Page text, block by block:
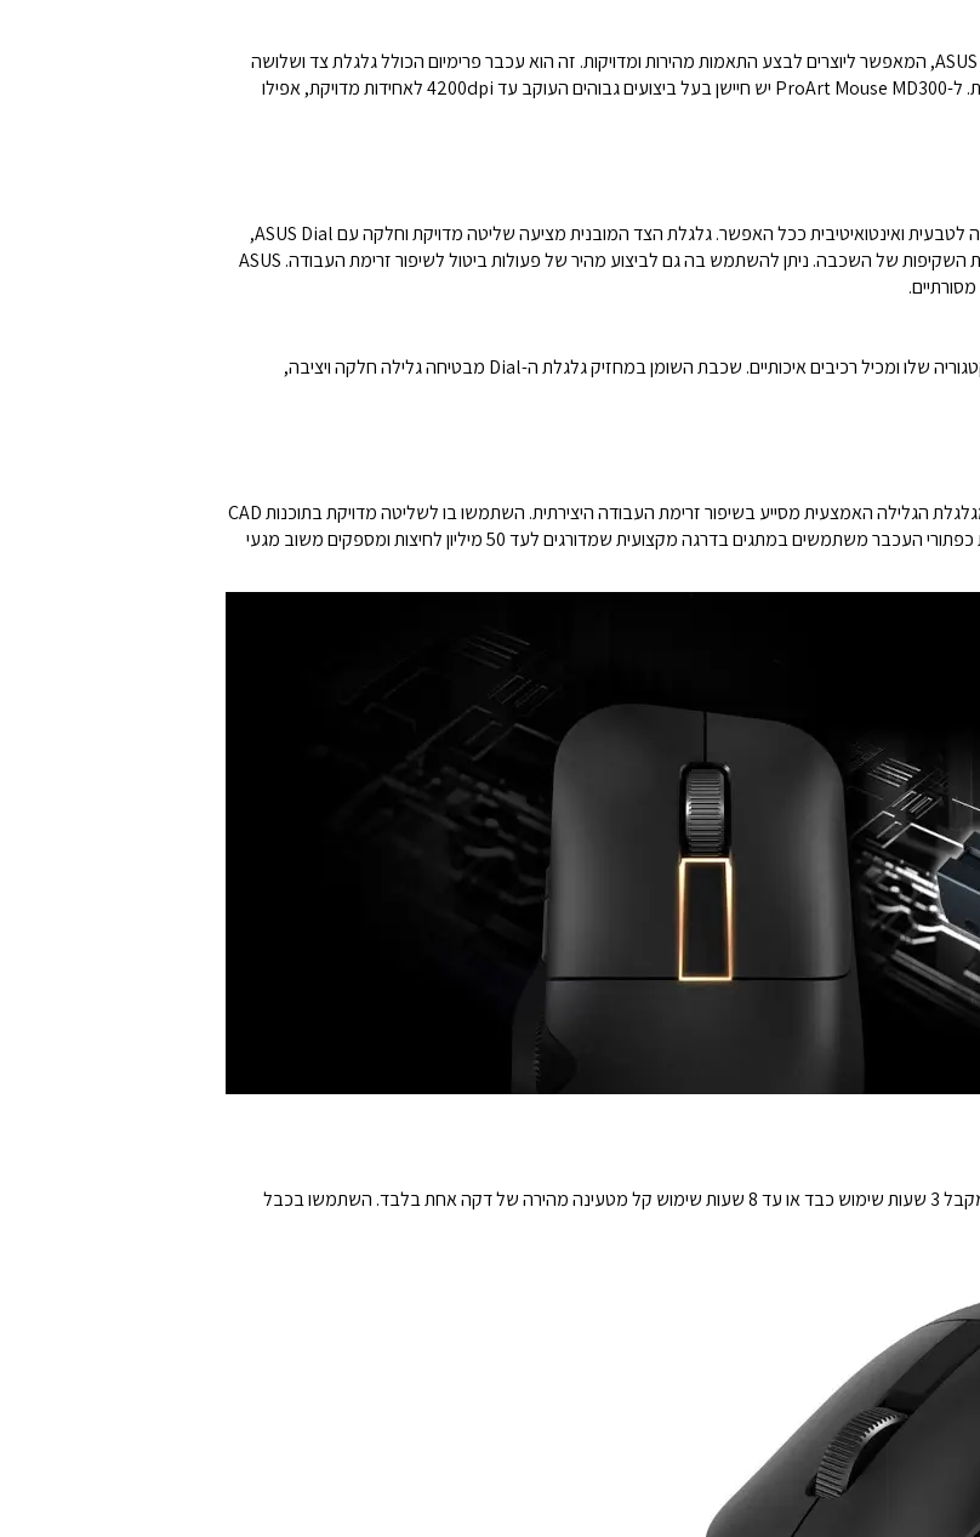
עכבר ASUS ProArt MD300 הוא העכבר הראשון שעובד עם ASUS Dial, המאפשר ליוצרים לבצע התאמות מהירות ומדויקות. זה הוא עכבר פרימיום הכולל גלגלת צד ושלושה
כפתורים עם מתגים בדירוג מקצועי שמספקים לחיצות עכבר מוחשיות. ל-ProArt Mouse MD300 יש חיישן בעל ביצועים גבוהים העוקב עד 4200dpi לאחידות מדויקת, אפילו
תכונת ה-ASUS Dial החדש הופכת את העבודה עם אפליקציות יצירה לטבעית ואינטואיטיבית ככל האפשר. גלגלת הצד המובנית מציעה שליטה מדויקת וחלקה עם ASUS Dial,
פשוט סובבו ולחצו כדי לשנות את גודל המברשת, הרוויה ולהתאים את השקיפות של השכבה. ניתן להשתמש בה גם לביצוע מהיר של פעולות ביטול לשיפור זרימת העבודה. ASUS
ה-ASUS Dial בעכבר ProArt MD300 הוא העכבר הטוב ביותר בקטגוריה שלו ומכיל רכיבים איכותיים. שכבת השומן במחזיק גלגלת ה-Dial מבטיחה גלילה חלקה ויציבה,
מלבד כפתורי העכבר השמאלי והימני, כפתור אמצעי גדול הנפרד מגלגלת הגלילה האמצעית מסייע בשיפור זרימת העבודה היצירתית. השתמשו בו לשליטה מדויקת בתוכנות CAD
או תכנתו אותו לפונקציות אחרות דרך אפליקציית היוצרים. כל שלושת כפתורי העכבר משתמשים במתגים בדרגה מקצועית שמדורגים לעד 50 מיליון לחיצות ומספקים משוב מגעי
עכבר ProArt MD300 נשאר טעון עד 150 ימים בטעינה מלאה – ומקבל 3 שעות שימוש כבד או עד 8 שעות שימוש קל מטעינה מהירה של דקה אחת בלבד. השתמשו בכבל